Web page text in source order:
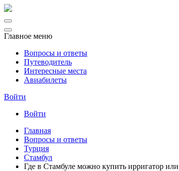
Главное меню
Вопросы и ответы
Путеводитель
Интересные места
Авиабилеты
Войти
Войти
Главная
Вопросы и ответы
Турция
Стамбул
Где в Стамбуле можно купить ирригатор